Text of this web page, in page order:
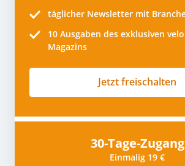
täglicher Newsletter mit
10 Ausgaben des exklusiven
Magazins
Jetzt freischalten
30-Tage-Zugang
Einmalig 19 €